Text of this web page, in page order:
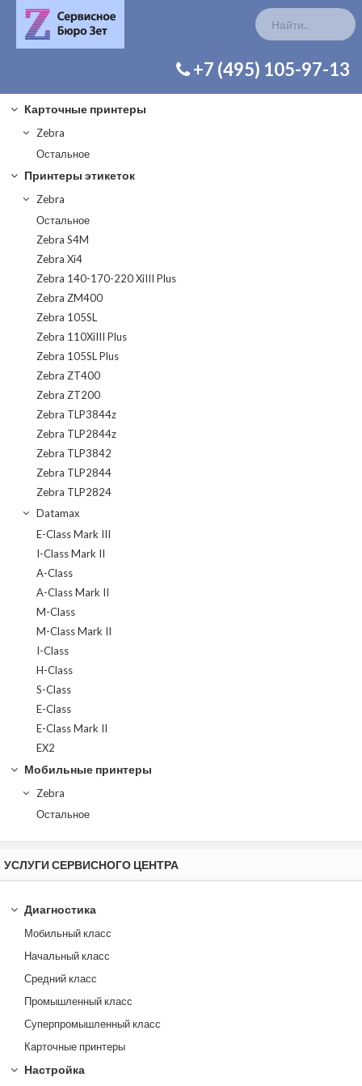
+7 (495) 105-97-13
Карточные принтеры
Zebra
Остальное
Принтеры этикеток
Zebra
Остальное
Zebra S4M
Zebra Xi4
Zebra 140-170-220 XiIII Plus
Zebra ZM400
Zebra 105SL
Zebra 110XiIII Plus
Zebra 105SL Plus
Zebra ZT400
Zebra ZT200
Zebra TLP3844z
Zebra TLP2844z
Zebra TLP3842
Zebra TLP2844
Zebra TLP2824
Datamax
E-Class Mark III
I-Class Mark II
A-Class
A-Class Mark II
M-Class
M-Class Mark II
I-Class
H-Class
S-Class
E-Class
E-Class Mark II
EX2
Мобильные принтеры
Zebra
Остальное
УСЛУГИ СЕРВИСНОГО ЦЕНТРА
Диагностика
Мобильный класс
Начальный класс
Средний класс
Промышленный класс
Суперпромышленный класс
Карточные принтеры
Настройка